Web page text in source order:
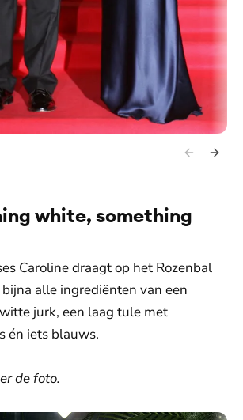
white, something
Caroline draagt op het Rozenbal
alle ingrediënten van een
jurk, een laag tule met
én iets blauws.
de foto.